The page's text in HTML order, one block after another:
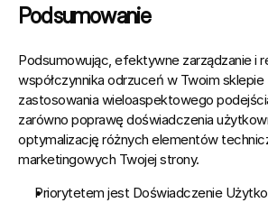
Podsumowanie
Podsumowując, efektywne zarządzanie i
współczynnika odrzuceń w Twoim
zastosowania wieloaspektowego
zarówno poprawę doświadczenia
optymalizację różnych elementów
marketingowych Twojej strony.
Priorytetem jest Doświadczenie